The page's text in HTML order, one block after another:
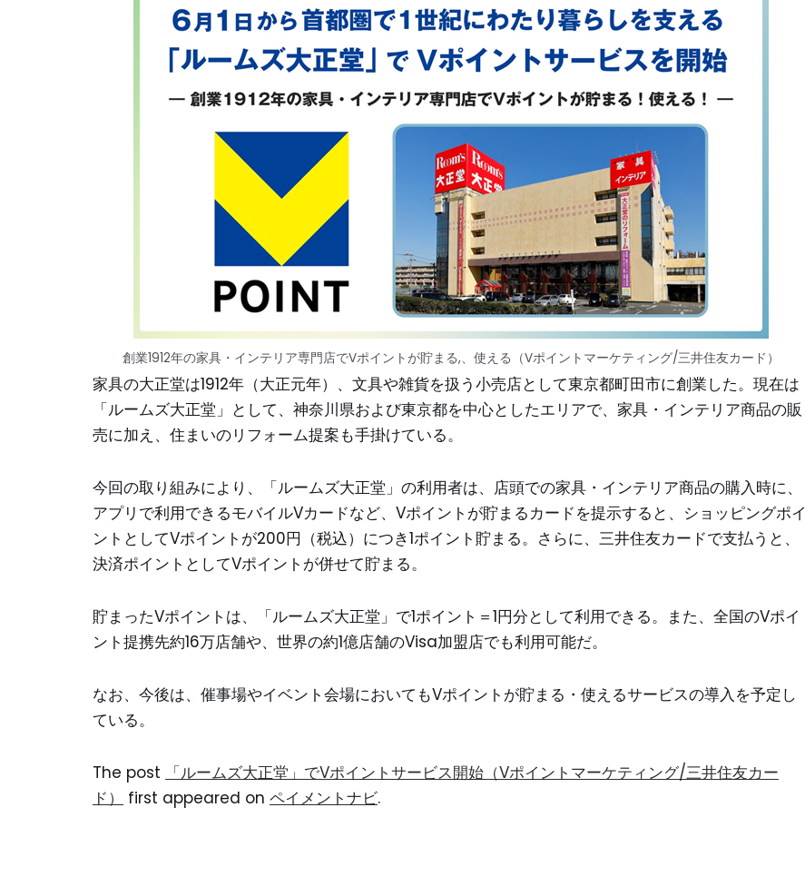
創業1912年の家具・インテリア専門店でVポイントが貯まる,、使える（Vポイントマーケティング/三井住友カード）
家具の大正堂は1912年（大正元年）、文具や雑貨を扱う小売店として東京都町田市に創業した。現在は
「ルームズ大正堂」として、神奈川県および東京都を中心としたエリアで、家具・インテリア商品の販
売に加え、住まいのリフォーム提案も手掛けている。
今回の取り組みにより、「ルームズ大正堂」の利用者は、店頭での家具・インテリア商品の購入時に、
アプリで利用できるモバイルVカードなど、Vポイントが貯まるカードを提示すると、ショッピングポイ
ントとしてVポイントが200円（税込）につき1ポイント貯まる。さらに、三井住友カードで支払うと、
決済ポイントとしてVポイントが併せて貯まる。
貯まったVポイントは、「ルームズ大正堂」で1ポイント＝1円分として利用できる。また、全国のVポイ
ント提携先約16万店舗や、世界の約1億店舗のVisa加盟店でも利用可能だ。
なお、今後は、催事場やイベント会場においてもVポイントが貯まる・使えるサービスの導入を予定し
ている。
The post
「ルームズ大正堂」でVポイントサービス開始（Vポイントマーケティング/三井住友カー
ド）
first appeared on ペイメントナビ.